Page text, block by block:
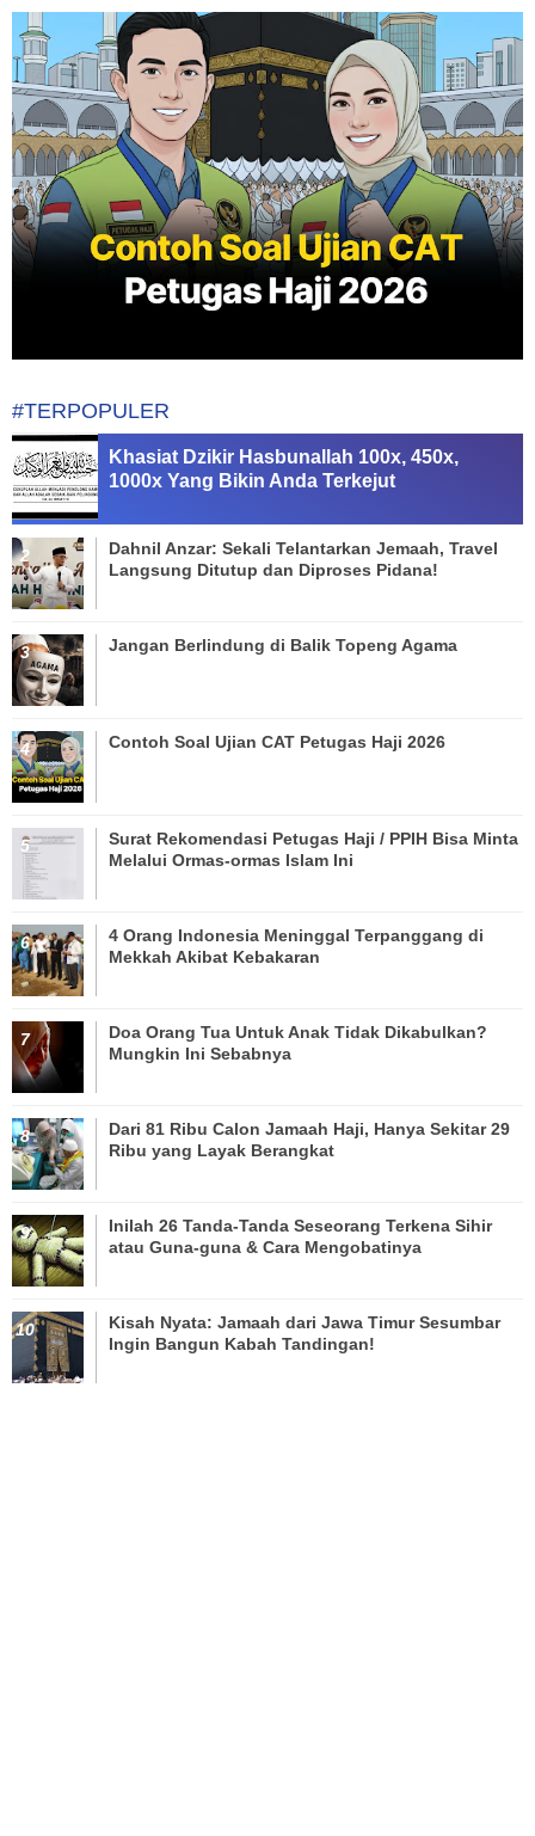
#TERPOPULER
Khasiat Dzikir Hasbunallah 100x, 450x,
1000x Yang Bikin Anda Terkejut
Dahnil Anzar: Sekali Telantarkan Jemaah, Travel
Langsung Ditutup dan Diproses Pidana!
Jangan Berlindung di Balik Topeng Agama
Contoh Soal Ujian CAT Petugas Haji 2026
Surat Rekomendasi Petugas Haji / PPIH Bisa Minta
Melalui Ormas-ormas Islam Ini
4 Orang Indonesia Meninggal Terpanggang di
Mekkah Akibat Kebakaran
Doa Orang Tua Untuk Anak Tidak Dikabulkan?
Mungkin Ini Sebabnya
Dari 81 Ribu Calon Jamaah Haji, Hanya Sekitar 29
Ribu yang Layak Berangkat
Inilah 26 Tanda-Tanda Seseorang Terkena Sihir
atau Guna-guna & Cara Mengobatinya
Kisah Nyata: Jamaah dari Jawa Timur Sesumbar
Ingin Bangun Kabah Tandingan!